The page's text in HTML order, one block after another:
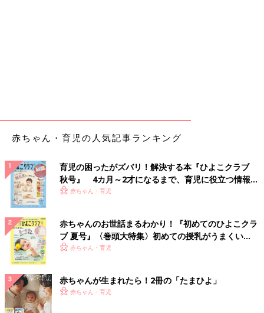
赤ちゃん・育児の人気記事ランキング
育児の困ったがズバリ！解決する本『ひよこクラブ
秋号』 4カ月～2才になるまで、育児に役立つ情報が
いっぱい！
赤ちゃん・育児
赤ちゃんのお世話まるわかり！『初めてのひよこクラ
ブ 夏号』〈巻頭大特集〉初めての授乳がうまくい
く！ おっぱい・ミルクの基本と夏のトラブル 解決テ
赤ちゃん・育児
赤ちゃんが生まれたら！2冊の「たまひよ」
赤ちゃん・育児